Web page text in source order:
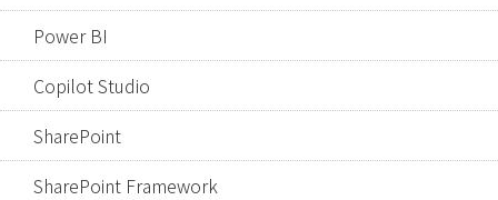
Power BI
Copilot Studio
SharePoint
SharePoint Framework